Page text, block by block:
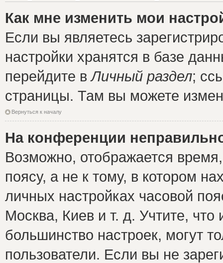
Как мне изменить мои
Если вы являетесь
настройки хранятся в базе
перейдите вЛичный раздел;
страницы. Там вы можете
Вернуться к началу
На конференции
Возможно, отображается
поясу, а не к тому, в котором
личных настройках часовой
Москва, Киев и т. д. Учтите, что
большинство настроек, могут
пользователи. Если вы не